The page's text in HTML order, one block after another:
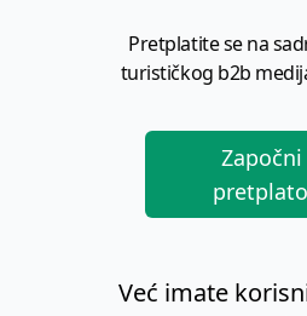
Pretplatite se na
turističkog b2b
Započni
Već imate